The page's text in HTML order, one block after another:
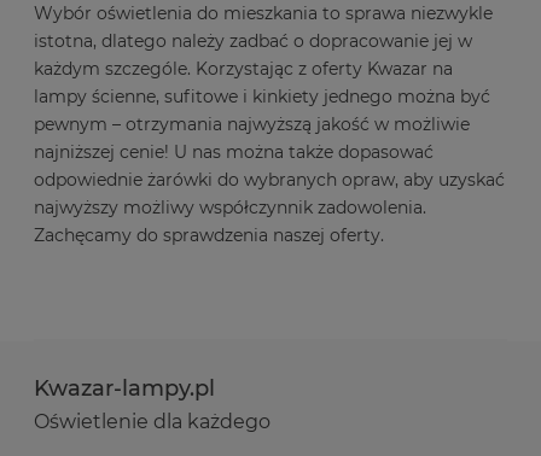
Wybór oświetlenia do mieszkania to sprawa niezwykle
istotna, dlatego należy zadbać o dopracowanie jej w
każdym szczególe. Korzystając z oferty Kwazar na
lampy ścienne, sufitowe i kinkiety jednego można być
pewnym – otrzymania najwyższą jakość w możliwie
najniższej cenie! U nas można także dopasować
odpowiednie żarówki do wybranych opraw, aby uzyskać
najwyższy możliwy współczynnik zadowolenia.
Zachęcamy do sprawdzenia naszej oferty.
Kwazar-lampy.pl
Oświetlenie dla każdego